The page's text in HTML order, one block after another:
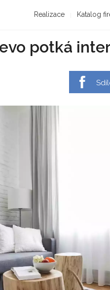
Realizace Katalog
potká